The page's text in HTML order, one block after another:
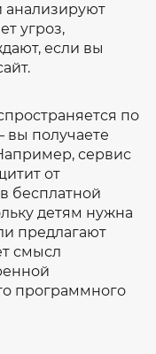
анализируют
угроз,
если вы
по
вы получаете
сервис
от
бесплатной
детям нужна
предлагают
смысл
программного